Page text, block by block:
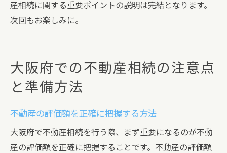
産相続に関する重要ポイントの説明は完結となります。
次回もお楽しみに。
大阪府での不動産相続の注意点
と準備方法
不動産の評価額を正確に把握する方法
大阪府で不動産相続を行う際、まず重要になるのが不動
産の評価額を正確に把握することです。不動産の評価額